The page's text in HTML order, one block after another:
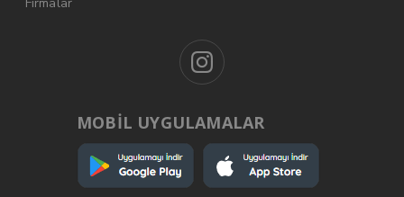
MOBİL UYGULAMALAR